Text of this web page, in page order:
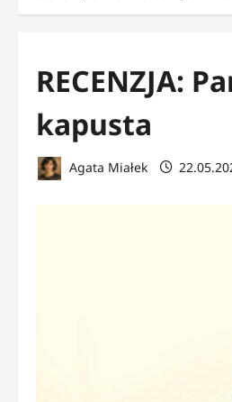
RECENZJA:
kapusta
Agata Miałek